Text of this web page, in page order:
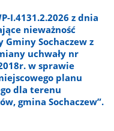
I.4131.2.2026 z dnia
nieważność
Gminy Sochaczew z
uchwały nr
w sprawie
planu
dla terenu
gmina Sochaczew”.